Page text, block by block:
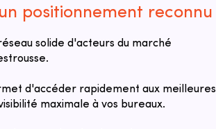
positionnement reconnu
solide d'acteurs du marché
d'accéder rapidement aux meilleures
maximale à vos bureaux.